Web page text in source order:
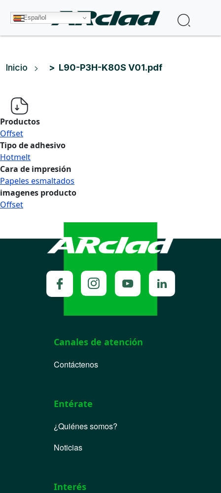
Buscar
Español
Ruta de navegación
Inicio L90-P3H-K80S V01.pdf
Productos
Offset
Tipo de adhesivo
Hotmelt
Cara de impresión
Papeles esmaltados
imagenes producto
Offset
Canales de atención
Contáctenos
Entérate
¿Quiénes somos?
Noticias
Interés